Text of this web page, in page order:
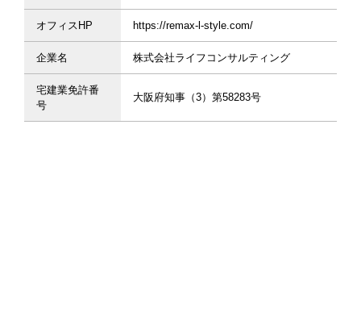
オフィスHP https://remax-l-style.com/
企業名 株式会社ライフコンサルティング
宅建業免許番
号
大阪府知事（3）第58283号